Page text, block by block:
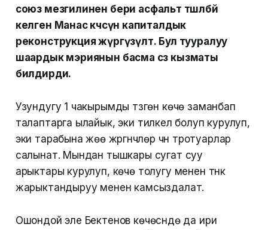
союз мезгилинен бери асфальт төшөлбөй
келген Манас көчөсүнө капиталдык
реконструкция жүргүзүлөт. Бул тууралуу
шаардык мэриянын басма сөз кызматы
билдирди.
Узундугу 1 чакырымды түзгөн көчө заманбап
талаптарга ылайык, эки тилкелүү болуп курулуп,
эки тарабына жөө жүргүнчүлөр үчүн тротуарлар
салынат. Мындан тышкары сугат суу
арыктары курулуп, көчө толугу менен түнкү
жарыктандыруу менен камсыздалат.
Ошондой эле Бектенов көчөсүндө да ири